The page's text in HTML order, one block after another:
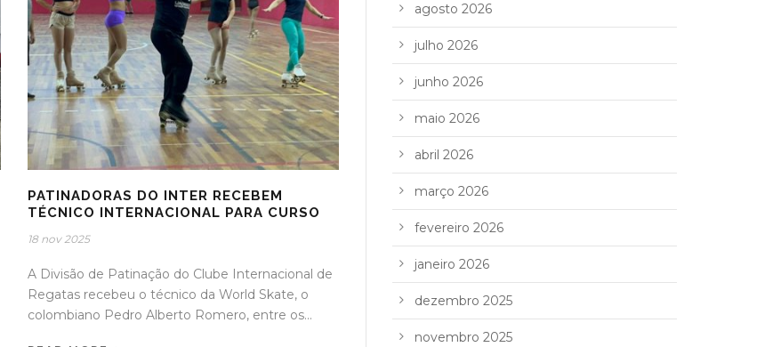
PATINADORAS DO INTER RECEBEM
TÉCNICO INTERNACIONAL PARA CURSO
18 nov 2025
A Divisão de Patinação do Clube Internacional de
Regatas recebeu o técnico da World Skate, o
colombiano Pedro Alberto Romero, entre os...
agosto 2026
julho 2026
junho 2026
maio 2026
abril 2026
março 2026
fevereiro 2026
janeiro 2026
dezembro 2025
novembro 2025